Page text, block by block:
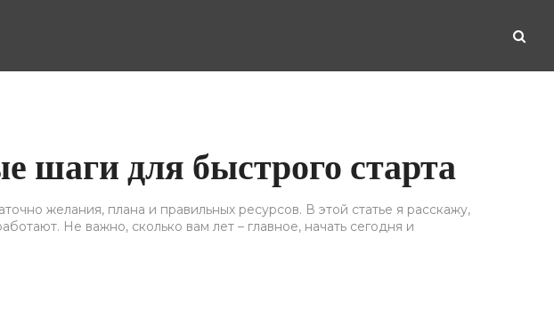
шаги для быстрого старта
желания, плана и правильных ресурсов. В этой статье я расскажу,
Не важно, сколько вам лет – главное, начать сегодня и